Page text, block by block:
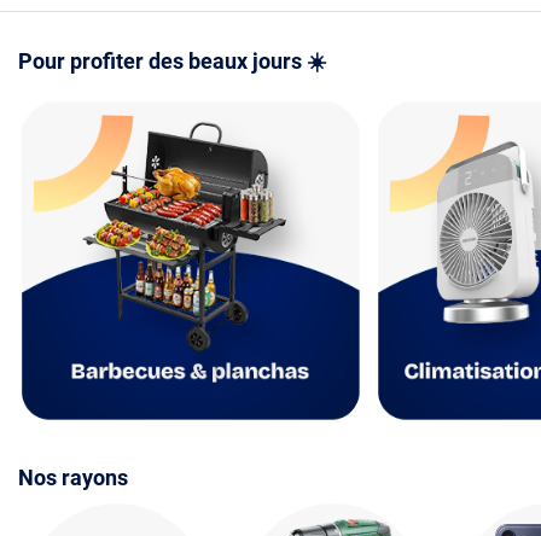
Pour profiter des beaux jours ☀️
Nos rayons